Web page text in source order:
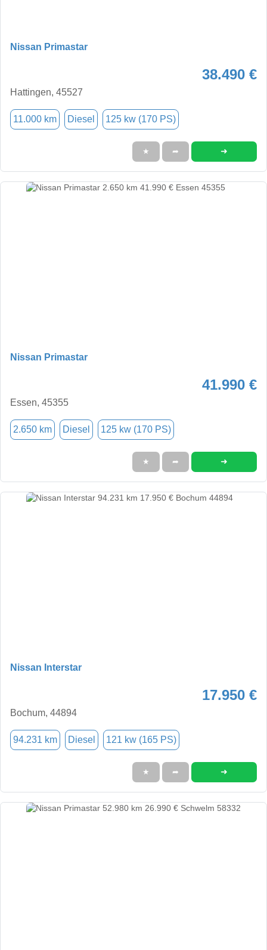
Nissan Primastar
38.490 €
Hattingen, 45527
11.000 km Diesel 125 kw (170 PS)
★ ➦ ➜
Nissan Primastar
41.990 €
Essen, 45355
2.650 km Diesel 125 kw (170 PS)
★ ➦ ➜
Nissan Interstar
17.950 €
Bochum, 44894
94.231 km Diesel 121 kw (165 PS)
★ ➦ ➜